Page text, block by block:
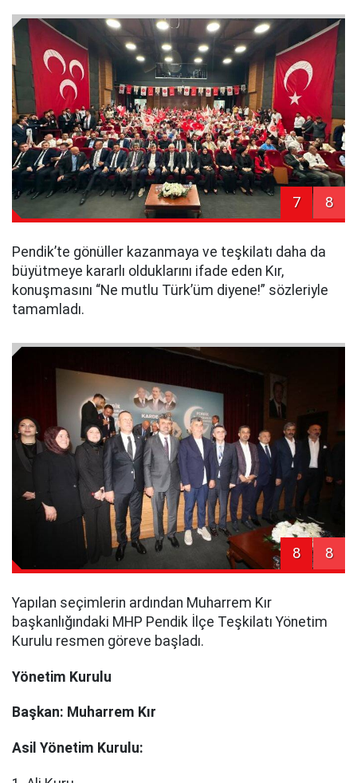
7 8
Pendik’te gönüller kazanmaya ve teşkilatı daha da
büyütmeye kararlı olduklarını ifade eden Kır,
konuşmasını “Ne mutlu Türk’üm diyene!” sözleriyle
tamamladı.
8 8
Yapılan seçimlerin ardından Muharrem Kır
başkanlığındaki MHP Pendik İlçe Teşkilatı Yönetim
Kurulu resmen göreve başladı.
Yönetim Kurulu
Başkan: Muharrem Kır
Asil Yönetim Kurulu: